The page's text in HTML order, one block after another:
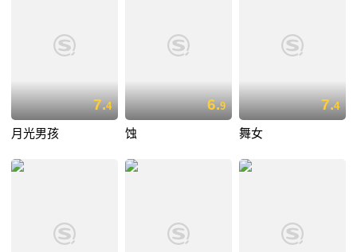
7.4
月光男孩
6.9
蚀
7.4
舞女